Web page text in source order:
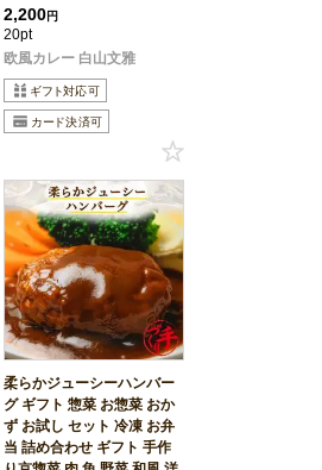
2,200円
20pt
欧風カレー 白山文雅
柔らかジューシーハンバー
グ ギフト 惣菜 お惣菜 おか
ず お試し セット 冷凍 お弁
当 詰め合わせ ギフト 手作